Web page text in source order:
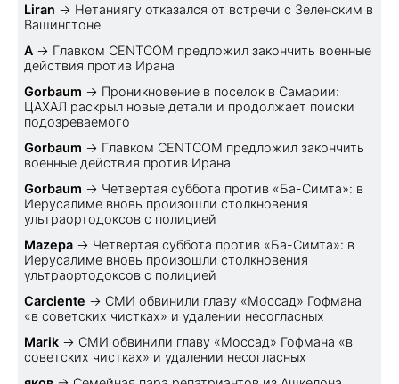
Liran → Нетаниягу отказался от встречи с Зеленским в
Вашингтоне
A → Главком CENTCOM предложил закончить военные
действия против Ирана
Gorbaum → Проникновение в поселок в Самарии:
ЦАХАЛ раскрыл новые детали и продолжает поиски
подозреваемого
Gorbaum → Главком CENTCOM предложил закончить
военные действия против Ирана
Gorbaum → Четвертая суббота против «Ба-Симта»: в
Иерусалиме вновь произошли столкновения
ультраортодоксов с полицией
Mazepa → Четвертая суббота против «Ба-Симта»: в
Иерусалиме вновь произошли столкновения
ультраортодоксов с полицией
Carciente → СМИ обвинили главу «Моссад» Гофмана
«в советских чистках» и удалении несогласных
Marik → СМИ обвинили главу «Моссад» Гофмана «в
советских чистках» и удалении несогласных